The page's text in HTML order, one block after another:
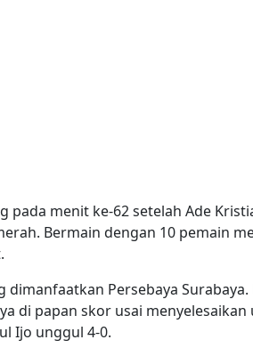
pada menit ke-62 setelah Ade
Bermain dengan 10 pemain
Persebaya Surabaya.
di papan skor usai
Ijo unggul 4-0.